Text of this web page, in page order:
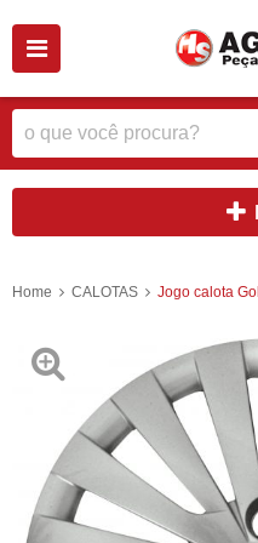
Home CALOTAS Jogo calota